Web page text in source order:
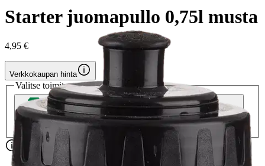
Starter juomapullo 0,75l musta
4,95 €
Verkkokaupan hinta
Valitse toimitustapa
Nouto myymälästä
Ilmainen
Siirry valitsemaan myymälä
Toimitus
Kotiin tai noutopisteeseenAlk. 0 €